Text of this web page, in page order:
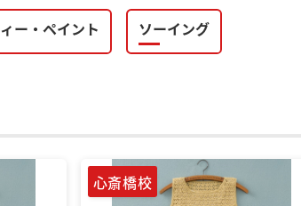
ー・ペイント ソーイング
心斎橋校